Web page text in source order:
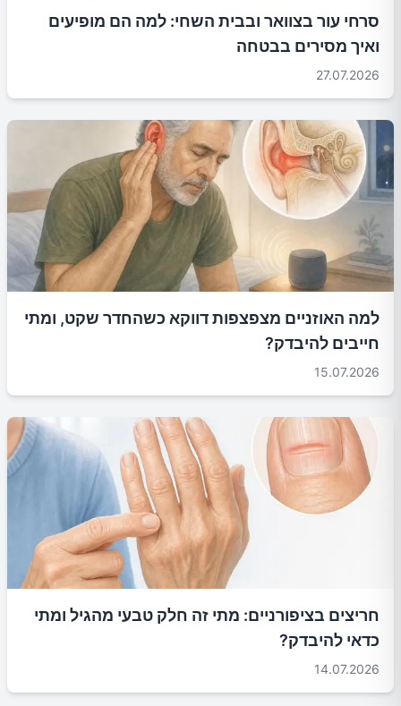
סרחי עור בצוואר ובבית השחי: למה הם מופיעים
ואיך מסירים בבטחה
27.07.2026
למה האוזניים מצפצפות דווקא כשהחדר שקט, ומתי
חייבים להיבדק?
15.07.2026
חריצים בציפורניים: מתי זה חלק טבעי מהגיל ומתי
כדאי להיבדק?
14.07.2026